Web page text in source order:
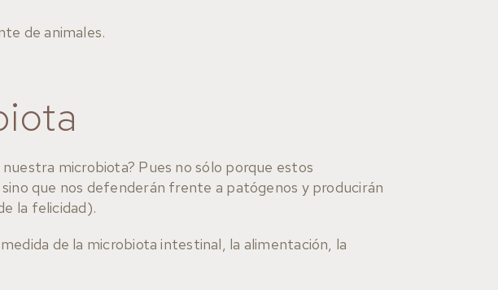
de animales.
microbiota? Pues no sólo porque estos
que nos defenderán frente a patógenos y producirán
la felicidad).
de la microbiota intestinal, la alimentación, la